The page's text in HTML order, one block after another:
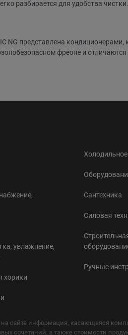
разбирается для удобства чистки.
NG представлена
фреоне и
увлажнение,
хорики
Сантехника
Силовая
Ручные
сайте информация, касающаяся
сочетаний, а также стоимости